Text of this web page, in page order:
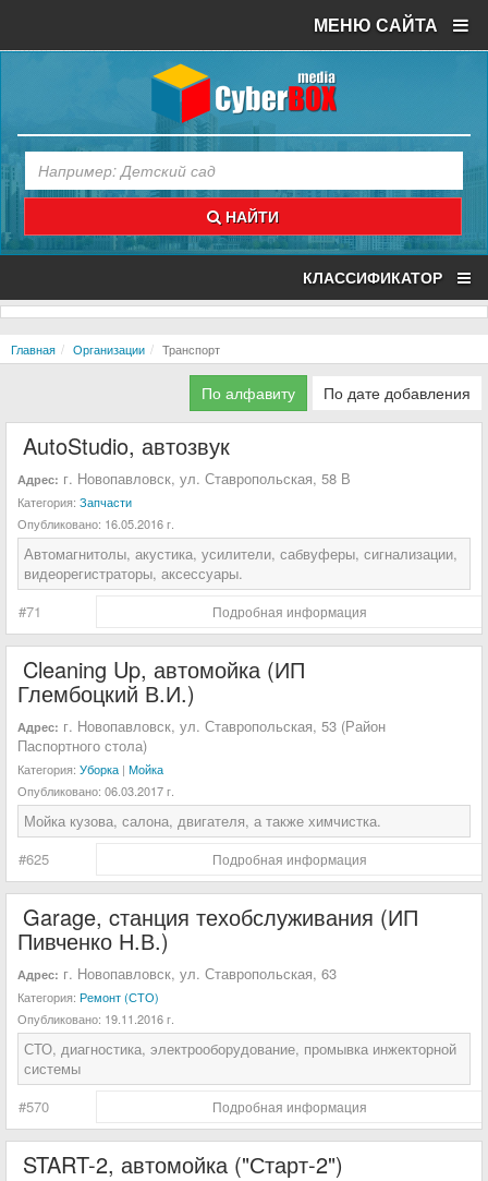
МЕНЮ САЙТА
НАЙТИ
КЛАССИФИКАТОР
Главная Организации Транспорт
По алфавиту По дате добавления
AutoStudio, автозвук
#71
Адрес: г. Новопавловск, ул. Ставропольская, 58 В
Категория: Запчасти
Опубликовано: 16.05.2016 г.
Автомагнитолы, акустика, усилители, сабвуферы, сигнализации,
видеорегистраторы, аксессуары.
Подробная информация
Cleaning Up, автомойка (ИП
Глембоцкий В.И.)
#625
Адрес: г. Новопавловск, ул. Ставропольская, 53 (Район
Паспортного стола)
Категория: Уборка | Мойка
Опубликовано: 06.03.2017 г.
Мойка кузова, салона, двигателя, а также химчистка.
Подробная информация
Garage, cтанция техобслуживания (ИП
Пивченко Н.В.)
#570
Адрес: г. Новопавловск, ул. Ставропольская, 63
Категория: Ремонт (СТО)
Опубликовано: 19.11.2016 г.
СТО, диагностика, электрооборудование, промывка инжекторной
системы
Подробная информация
START-2, автомойка ("Старт-2")